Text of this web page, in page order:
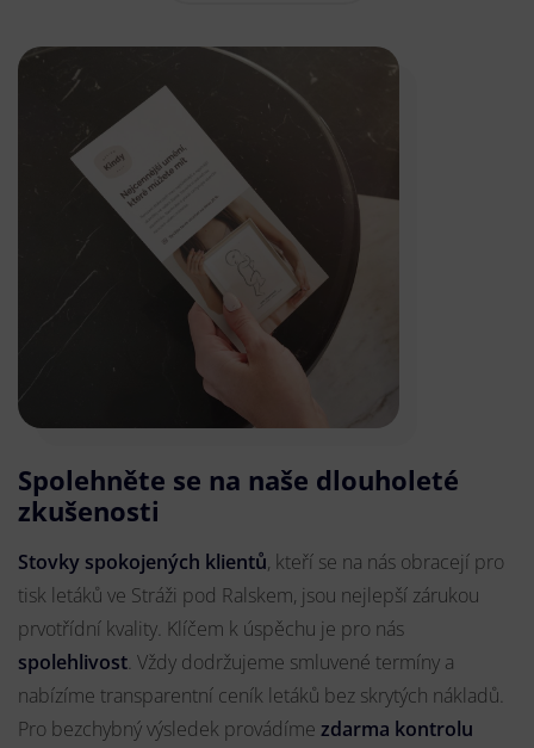
Spolehněte se na naše dlouholeté
zkušenosti
Stovky spokojených klientů, kteří se na nás obracejí pro
tisk letáků ve Stráži pod Ralskem, jsou nejlepší zárukou
prvotřídní kvality. Klíčem k úspěchu je pro nás
spolehlivost. Vždy dodržujeme smluvené termíny a
nabízíme transparentní ceník letáků bez skrytých nákladů.
Pro bezchybný výsledek provádíme zdarma kontrolu